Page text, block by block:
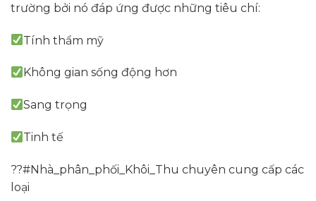
trường bởi nó đáp ứng được những tiêu chí:
Tính thẩm mỹ
Không gian sống động hơn
Sang trọng
Tinh tế
??#Nhà_phân_phối_Khôi_Thu chuyên cung cấp các
loại